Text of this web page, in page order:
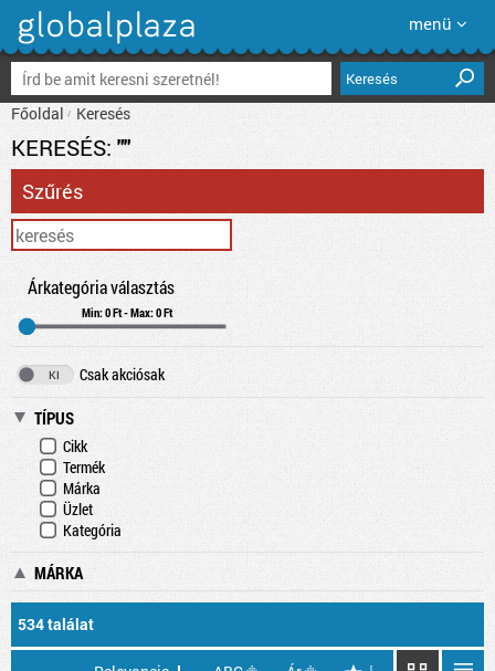
menü
Keresés
Főoldal Keresés
KERESÉS: ""
Szűrés
Árkategória választás
Min: 0 Ft - Max: 0 Ft
Csak akciósak
TÍPUS
Cikk
Termék
Márka
Üzlet
Kategória
MÁRKA
534 találat